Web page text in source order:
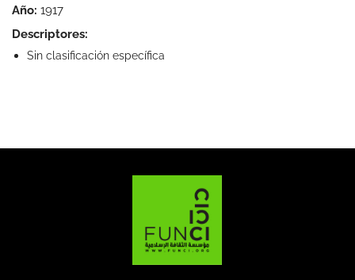
Año: 1917
Descriptores:
Sin clasificación específica